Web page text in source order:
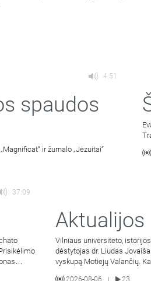
4:51
spaudos
ir žurnalo „Jėzuitai“
37:09
Aktualijos
Vilniaus universiteto,
dėstytojas dr. Liudas
vyskupą Motiejų Valančių.
2026-08-06 23